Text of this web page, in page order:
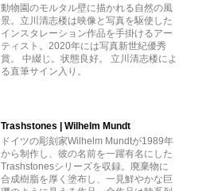
動物園のモルタル壁に描かれる自然の風
景。立川清志楼は映像と写真を駆使した
インスタレーション作品を手掛けるアー
ティスト。2020年には写真新世紀優秀
賞。 中綴じ。状態良好。 立川清志楼によ
る直筆サイン入り。
Trashstones | Wilhelm Mundt
ドイツの彫刻家Wilhelm Mundtが1989年
から制作し、彼の名前を一躍有名にした
Trashstonesシリーズを収録。廃棄物に
合成樹脂を厚く塗布し、一見鮮やかな巨